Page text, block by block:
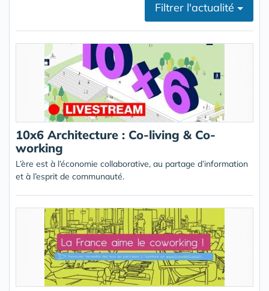
Filtrer l'actualité
10x6 Architecture : Co-living & Co-
working
L’ère est à l’économie collaborative, au partage d’information
et à l’esprit de communauté.